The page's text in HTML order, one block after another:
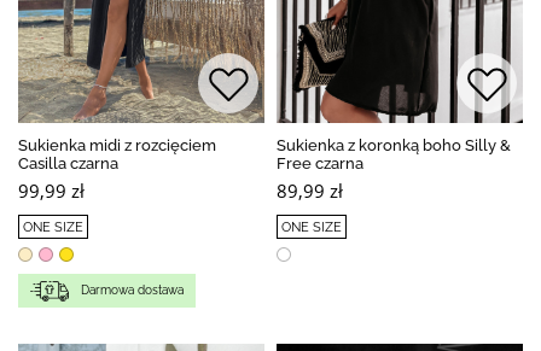
Sukienka midi z rozcięciem
Casilla czarna
99,99 zł
ONE SIZE
Darmowa dostawa
Sukienka z koronką boho Silly &
Free czarna
89,99 zł
ONE SIZE